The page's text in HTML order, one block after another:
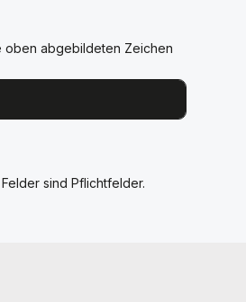
oben abgebildeten Zeichen
sind Pflichtfelder.